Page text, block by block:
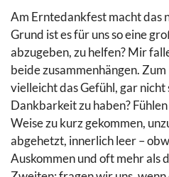
Am Erntedankfest macht das
Grund ist es für uns so eine
abzugeben, zu helfen? Mir
beide zusammenhängen.
vielleicht das Gefühl, gar nicht
Dankbarkeit zu haben?
Weise zu kurz gekommen,
abgehetzt, innerlich leer –
Auskommen und oft mehr als